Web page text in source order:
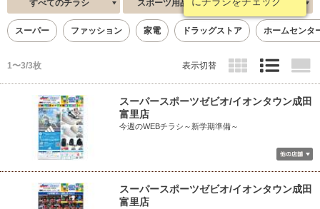
すべてのチラシ スポーツ用品・自転車 新着順
スーパー ファッション 家電 ドラッグストア ホームセンタ
1〜3/3枚 表示切替
スーパースポーツゼビオ/イオンタウン成田
富里店
今週のWEBチラシ～新学期準備～
スーパースポーツゼビオ/イオンタウン成田
富里店